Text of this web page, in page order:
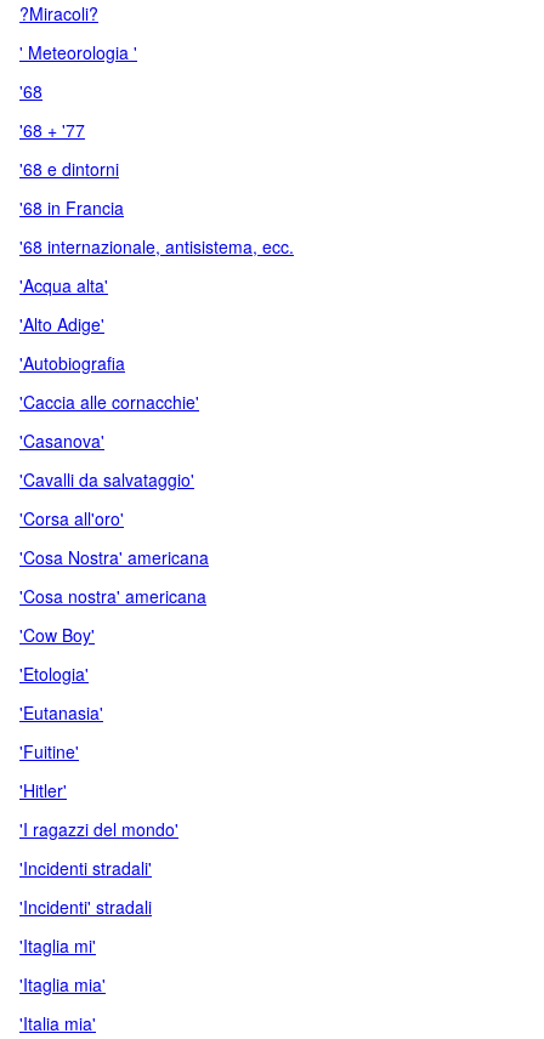
?Miracoli?
' Meteorologia '
'68
'68 + '77
'68 e dintorni
'68 in Francia
'68 internazionale, antisistema, ecc.
'Acqua alta'
'Alto Adige'
'Autobiografia
'Caccia alle cornacchie'
'Casanova'
'Cavalli da salvataggio'
'Corsa all'oro'
'Cosa Nostra' americana
'Cosa nostra' americana
'Cow Boy'
'Etologia'
'Eutanasia'
'Fuitine'
'Hitler'
'I ragazzi del mondo'
'Incidenti stradali'
'Incidenti' stradali
'Itaglia mi'
'Itaglia mia'
'Italia mia'